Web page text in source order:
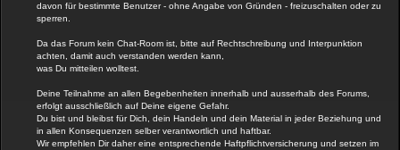
davon für bestimmte Benutzer - ohne Angabe von Gründen - freizuschalten oder zu
sperren.
Da das Forum kein Chat-Room ist, bitte auf Rechtschreibung und Interpunktion
achten, damit auch verstanden werden kann,
was Du mitteilen wolltest.
Deine Teilnahme an allen Begebenheiten innerhalb und ausserhalb des Forums,
erfolgt ausschließlich auf Deine eigene Gefahr.
Du bist und bleibst für Dich, dein Handeln und dein Material in jeder Beziehung und
in allen Konsequenzen selber verantwortlich und haftbar.
Wir empfehlen Dir daher eine entsprechende Haftpflichtversicherung und setzen im